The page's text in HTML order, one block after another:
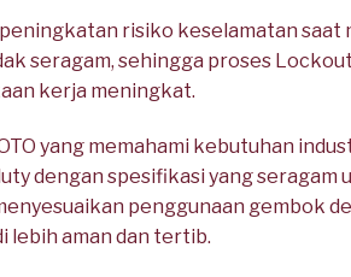
risiko keselamatan
seragam, sehingga proses
kerja meningkat.
yang memahami kebutuhan
dengan spesifikasi yang seragam
penggunaan gembok
lebih aman dan tertib.